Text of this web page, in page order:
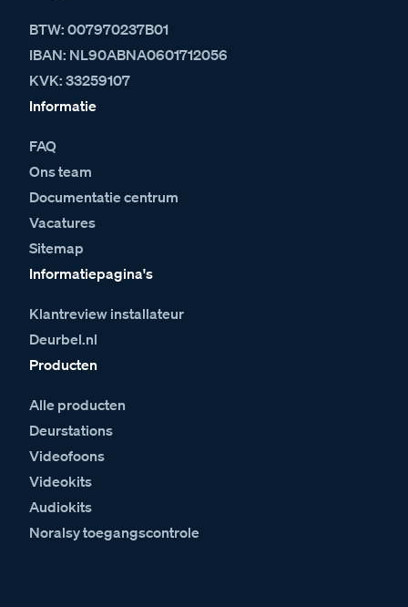
BTW: 007970237B01
IBAN: NL90ABNA0601712056
KVK: 33259107
Informatie
FAQ
Ons team
Documentatie centrum
Vacatures
Sitemap
Informatiepagina's
Klantreview installateur
Deurbel.nl
Producten
Alle producten
Deurstations
Videofoons
Videokits
Audiokits
Noralsy toegangscontrole